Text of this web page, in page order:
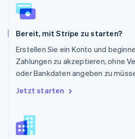
Bereit, mit Stripe zu starten?
Erstellen Sie ein Konto und
Zahlungen zu akzeptieren, ohne
oder Bankdaten angeben zu
Jetzt starten
Schweden
Svenska
Deutsch FrançaisItalianoEnglish
Singapur
Slowakei
English
Slowenien
China
English